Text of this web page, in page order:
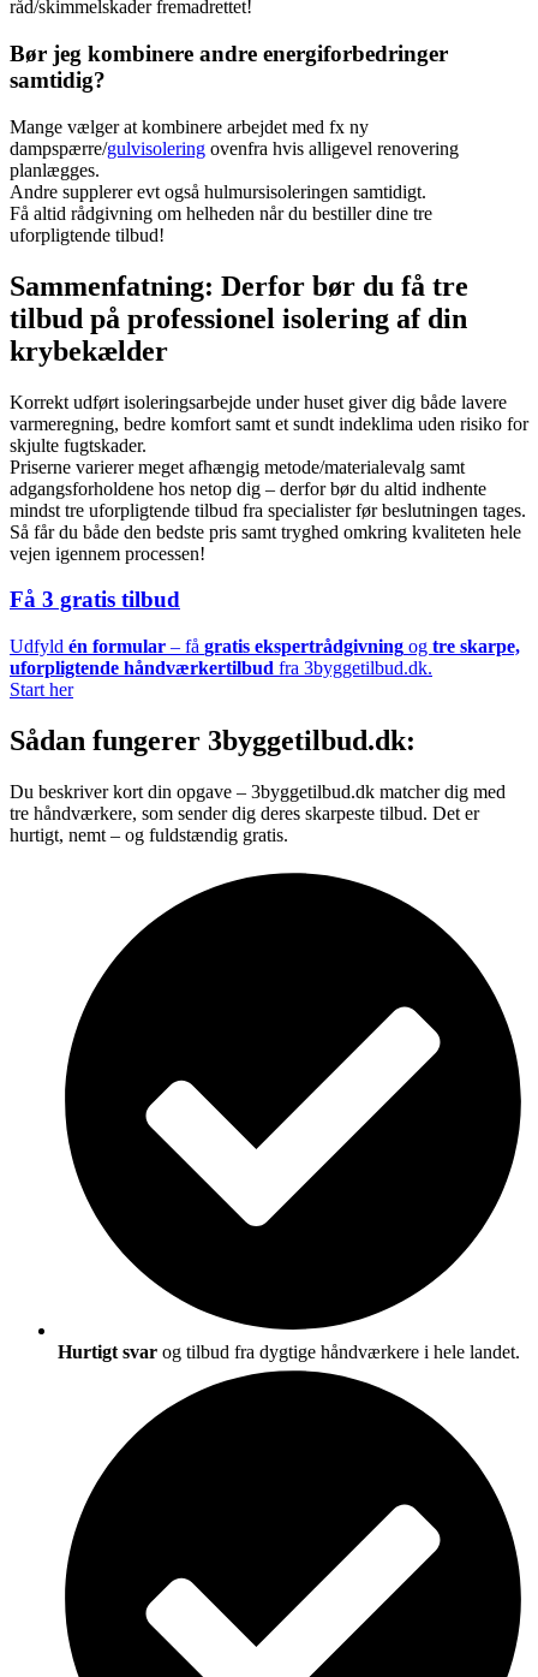
råd/skimmelskader fremadrettet!
Bør jeg kombinere andre energiforbedringer
samtidig?
Mange vælger at kombinere arbejdet med fx ny
dampspærre/gulvisolering ovenfra hvis alligevel renovering
planlægges.
Andre supplerer evt også hulmursisoleringen samtidigt.
Få altid rådgivning om helheden når du bestiller dine tre
uforpligtende tilbud!
Sammenfatning: Derfor bør du få tre
tilbud på professionel isolering af din
krybekælder
Korrekt udført isoleringsarbejde under huset giver dig både lavere
varmeregning, bedre komfort samt et sundt indeklima uden risiko for
skjulte fugtskader.
Priserne varierer meget afhængig metode/materialevalg samt
adgangsforholdene hos netop dig – derfor bør du altid indhente
mindst tre uforpligtende tilbud fra specialister før beslutningen tages.
Så får du både den bedste pris samt tryghed omkring kvaliteten hele
vejen igennem processen!
Få 3 gratis tilbud
Udfyld én formular – få gratis ekspertrådgivning og tre skarpe,
uforpligtende håndværkertilbud fra 3byggetilbud.dk.
Start her
Sådan fungerer 3byggetilbud.dk:
Du beskriver kort din opgave – 3byggetilbud.dk matcher dig med
tre håndværkere, som sender dig deres skarpeste tilbud. Det er
hurtigt, nemt – og fuldstændig gratis.
Hurtigt svar og tilbud fra dygtige håndværkere i hele landet.